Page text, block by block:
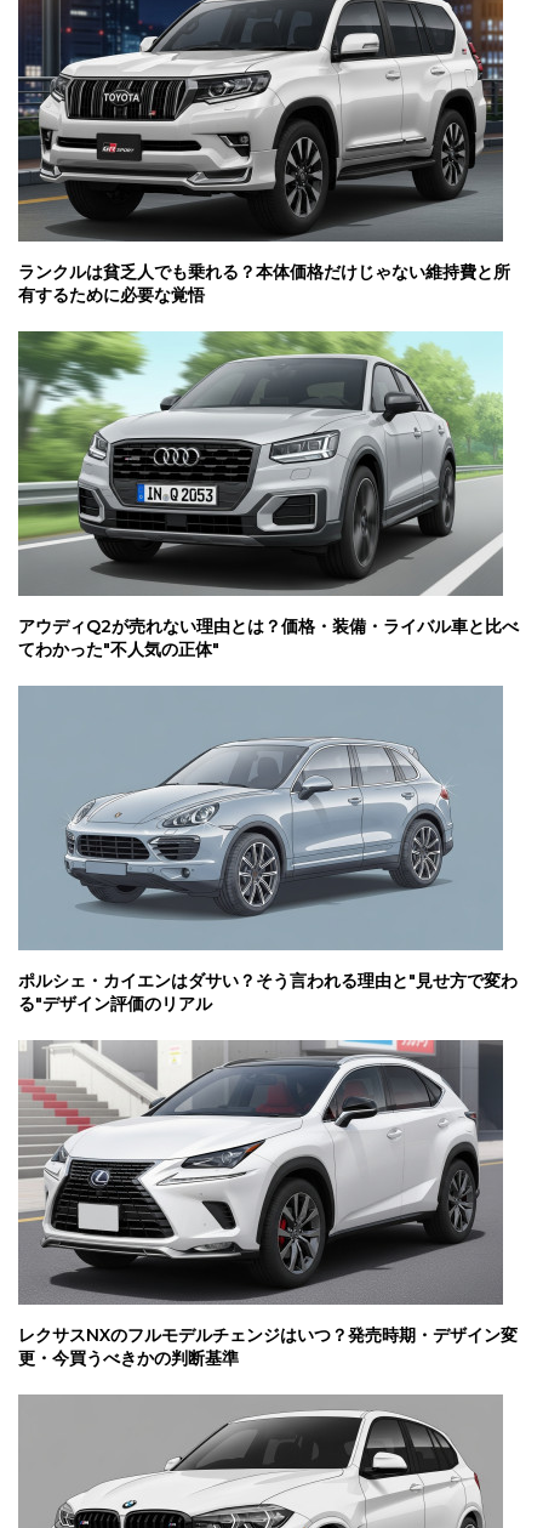
ランクルは貧乏人でも乗れる？本体価格だけじゃない維持費と所
有するために必要な覚悟
アウディQ2が売れない理由とは？価格・装備・ライバル車と比べ
てわかった"不人気の正体"
ポルシェ・カイエンはダサい？そう言われる理由と"見せ方で変わ
る"デザイン評価のリアル
レクサスNXのフルモデルチェンジはいつ？発売時期・デザイン変
更・今買うべきかの判断基準